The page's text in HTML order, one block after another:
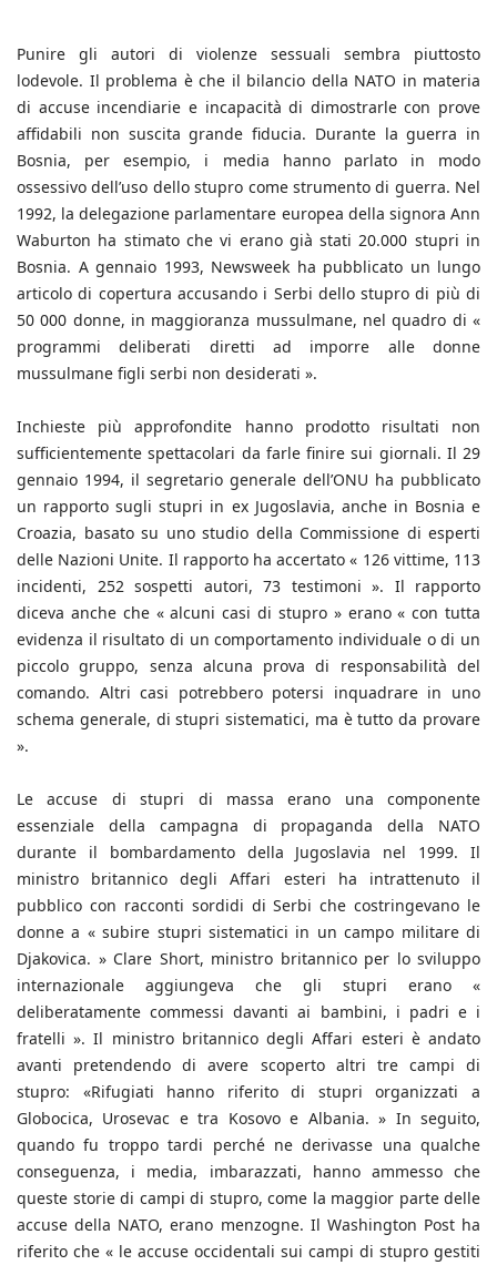
Punire gli autori di violenze sessuali sembra piuttosto
lodevole. Il problema è che il bilancio della NATO in materia
di accuse incendiarie e incapacità di dimostrarle con prove
affidabili non suscita grande fiducia. Durante la guerra in
Bosnia, per esempio, i media hanno parlato in modo
ossessivo dell’uso dello stupro come strumento di guerra. Nel
1992, la delegazione parlamentare europea della signora Ann
Waburton ha stimato che vi erano già stati 20.000 stupri in
Bosnia. A gennaio 1993, Newsweek ha pubblicato un lungo
articolo di copertura accusando i Serbi dello stupro di più di
50 000 donne, in maggioranza mussulmane, nel quadro di «
programmi deliberati diretti ad imporre alle donne
mussulmane figli serbi non desiderati ».
Inchieste più approfondite hanno prodotto risultati non
sufficientemente spettacolari da farle finire sui giornali. Il 29
gennaio 1994, il segretario generale dell’ONU ha pubblicato
un rapporto sugli stupri in ex Jugoslavia, anche in Bosnia e
Croazia, basato su uno studio della Commissione di esperti
delle Nazioni Unite. Il rapporto ha accertato « 126 vittime, 113
incidenti, 252 sospetti autori, 73 testimoni ». Il rapporto
diceva anche che « alcuni casi di stupro » erano « con tutta
evidenza il risultato di un comportamento individuale o di un
piccolo gruppo, senza alcuna prova di responsabilità del
comando. Altri casi potrebbero potersi inquadrare in uno
schema generale, di stupri sistematici, ma è tutto da provare
».
Le accuse di stupri di massa erano una componente
essenziale della campagna di propaganda della NATO
durante il bombardamento della Jugoslavia nel 1999. Il
ministro britannico degli Affari esteri ha intrattenuto il
pubblico con racconti sordidi di Serbi che costringevano le
donne a « subire stupri sistematici in un campo militare di
Djakovica. » Clare Short, ministro britannico per lo sviluppo
internazionale aggiungeva che gli stupri erano «
deliberatamente commessi davanti ai bambini, i padri e i
fratelli ». Il ministro britannico degli Affari esteri è andato
avanti pretendendo di avere scoperto altri tre campi di
stupro: «Rifugiati hanno riferito di stupri organizzati a
Globocica, Urosevac e tra Kosovo e Albania. » In seguito,
quando fu troppo tardi perché ne derivasse una qualche
conseguenza, i media, imbarazzati, hanno ammesso che
queste storie di campi di stupro, come la maggior parte delle
accuse della NATO, erano menzogne. Il Washington Post ha
riferito che « le accuse occidentali sui campi di stupro gestiti